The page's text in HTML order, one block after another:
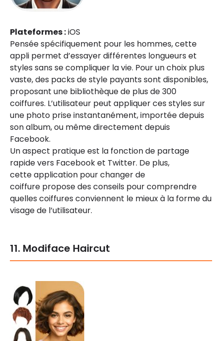
Plateformes :iOS
Pensée spécifiquement pour les hommes, cette
appli permet d’essayer différentes longueurs et
styles sans se compliquer la vie. Pour un choix plus
vaste, des packs de style payants sont disponibles,
proposant une bibliothèque de plus de 300
coiffures. L’utilisateur peut appliquer ces styles sur
une photo prise instantanément, importée depuis
son album, ou même directement depuis
Facebook.
Un aspect pratique est la fonction de partage
rapide vers Facebook et Twitter. De plus,
cette application pour changer de
coiffure propose des conseils pour comprendre
quelles coiffures conviennent le mieux à la forme du
visage de l’utilisateur.
11. Modiface Haircut